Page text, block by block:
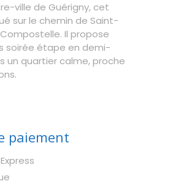
ville de Guérigny, cet
sur le chemin de Saint-
Il propose
soirée étape en demi-
un quartier calme, proche
paiement